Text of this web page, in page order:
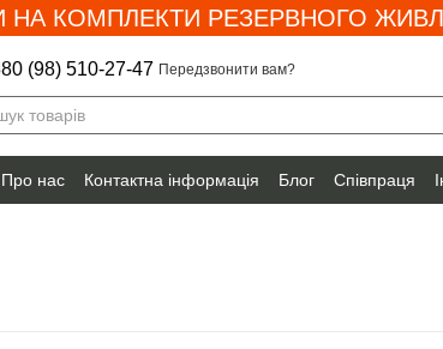
НА КОМПЛЕКТИ РЕЗЕРВНОГО
(98) 510-27-47 Передзвонити вам?
Про нас Контактна інформація Блог Співпраця
Гарантія